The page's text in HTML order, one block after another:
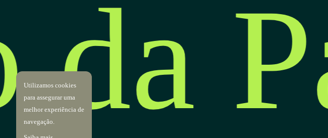
Utilizamos cookies
para assegurar uma
melhor experiência de
navegação.